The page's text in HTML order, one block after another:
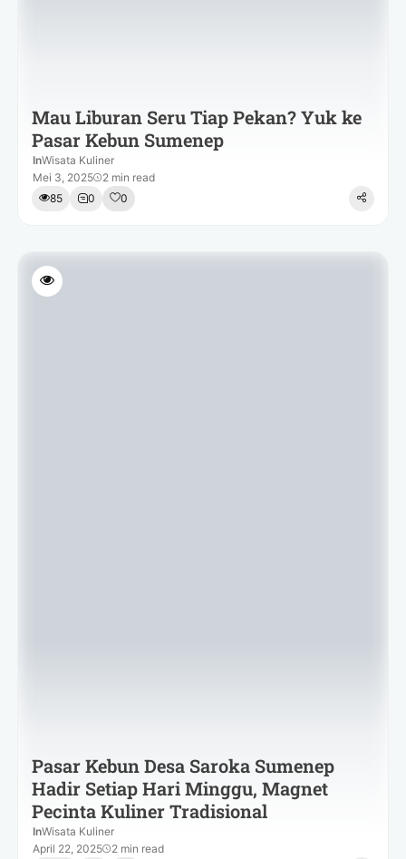
Mau Liburan Seru Tiap Pekan? Yuk ke
Pasar Kebun Sumenep
InWisata Kuliner
Mei 3, 2025
2 min read
85
0 0
Pasar Kebun Desa Saroka Sumenep
Hadir Setiap Hari Minggu, Magnet
Pecinta Kuliner Tradisional
InWisata Kuliner
April 22, 2025
2 min read